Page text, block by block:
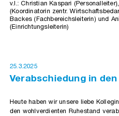
v.l.: Christian Kaspari
(Koordinatorin zentr.
Backes (Fachbereichsleiterin) und
(Einrichtungsleiterin)
25.3.2025
Verabschiedung in
Heute haben wir unsere liebe
den wohlverdienten Ruhestand